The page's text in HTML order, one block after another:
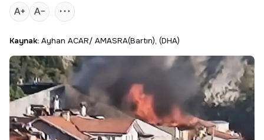
Kaynak: Ayhan ACAR/ AMASRA(Bartın), (DHA)